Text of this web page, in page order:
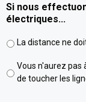
Si nous
électriques...
La distance ne
Vous n'aurez pas
de toucher les